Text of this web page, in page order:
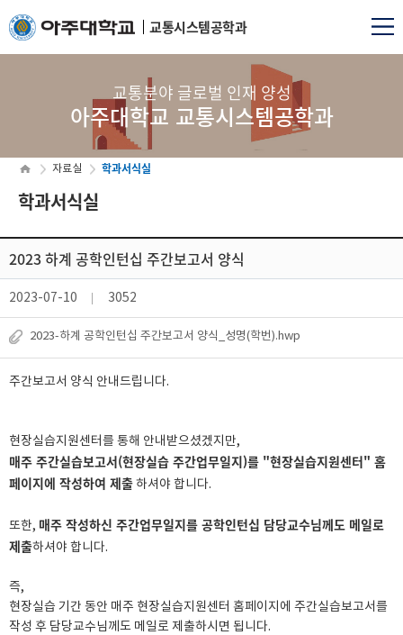
교통시스템공학과
교통분야 글로벌 인재 양성
아주대학교 교통시스템공학과
자료실 학과서식실
학과서식실
2023 하계 공학인턴십 주간보고서 양식
2023-07-10 3052
2023-하계 공학인턴십 주간보고서 양식_성명(학번).hwp
주간보고서 양식 안내드립니다.
현장실습지원센터를 통해 안내받으셨겠지만,
매주 주간실습보고서(현장실습 주간업무일지)를 "현장실습지원센터" 홈
페이지에 작성하여 제출하셔야 합니다.
또한, 매주 작성하신 주간업무일지를 공학인턴십 담당교수님께도 메일로
제출하셔야 합니다.
즉,
현장실습 기간 동안 매주 현장실습지원센터 홈페이지에 주간실습보고서를
작성 후 담당교수님께도 메일로 제출하시면 됩니다.